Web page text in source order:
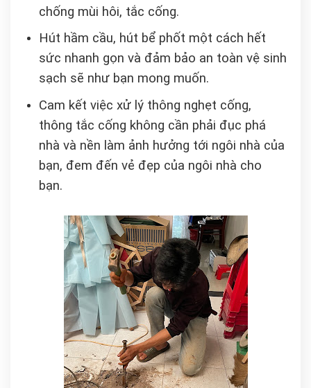
chống mùi hôi, tắc cống.
Hút hầm cầu, hút bể phốt một cách hết
sức nhanh gọn và đảm bảo an toàn vệ sinh
sạch sẽ như bạn mong muốn.
Cam kết việc xử lý thông nghẹt cống,
thông tắc cống không cần phải đục phá
nhà và nền làm ảnh hưởng tới ngôi nhà của
bạn, đem đến vẻ đẹp của ngôi nhà cho
bạn.